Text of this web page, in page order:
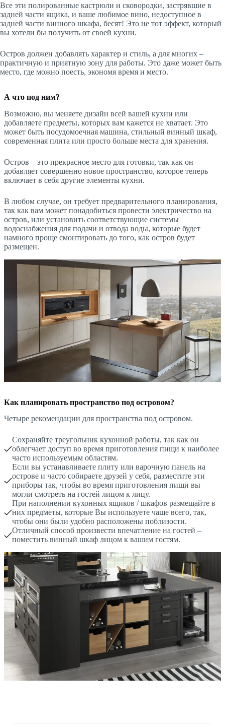
Все эти полированные кастрюли и сковородки, застрявшие в
задней части ящика, и ваше любимое вино, недоступное в
задней части винного шкафа, бесят! Это не тот эффект, который
вы хотели бы получить от своей кухни.
Остров должен добавлять характер и стиль, а для многих –
практичную и приятную зону для работы. Это даже может быть
место, где можно поесть, экономя время и место.
А что под ним?
Возможно, вы меняете дизайн всей вашей кухни или
добавляете предметы, которых вам кажется не хватает. Это
может быть посудомоечная машина, стильный винный шкаф,
современная плита или просто больше места для хранения.
Остров – это прекрасное место для готовки, так как он
добавляет совершенно новое пространство, которое теперь
включает в себя другие элементы кухни.
В любом случае, он требует предварительного планирования,
так как вам может понадобиться провести электричество на
остров, или установить соответствующие системы
водоснабжения для подачи и отвода воды, которые будет
намного проще смонтировать до того, как остров будет
размещен.
Как планировать пространство под островом?
Четыре рекомендации для пространства под островом.
Сохраняйте треугольник кухонной работы, так как он
облегчает доступ во время приготовления пищи к наиболее
часто используемым областям.
Если вы устанавливаете плиту или варочную панель на
острове и часто собираете друзей у себя, разместите эти
приборы так, чтобы во время приготовления пищи вы
могли смотреть на гостей лицом к лицу.
При наполнении кухонных ящиков / шкафов размещайте в
них предметы, которые Вы используете чаще всего, так,
чтобы они были удобно расположены поблизости.
Отличный способ произвести впечатление на гостей –
поместить винный шкаф лицом к вашим гостям.